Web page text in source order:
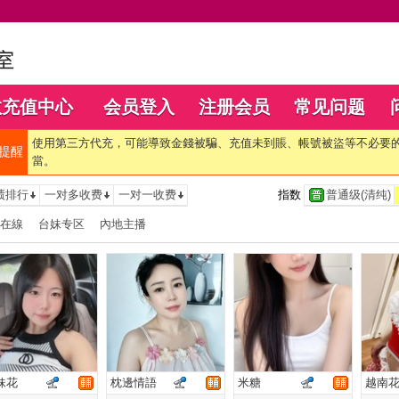
值中心 会员登入 注册会员 常见问题
醒
使用第三方代充，可能導致金錢被騙、充值未到賬、帳號被盜等不必要
當。
排行 一对多收费 一对一收费 指数 普通级(清纯)
線 台妹专区 內地主播
花 枕邊情語 米糖 越南